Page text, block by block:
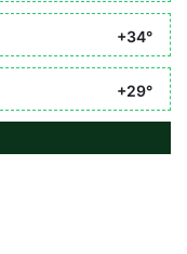
+34°
+29°